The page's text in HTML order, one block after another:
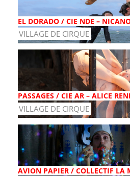
EL DORADO / CIE NDE –
VILLAGE DE CIRQUE
PASSAGES / CIE AR – ALICE
VILLAGE DE CIRQUE
AVION PAPIER / COLLECTIF LA